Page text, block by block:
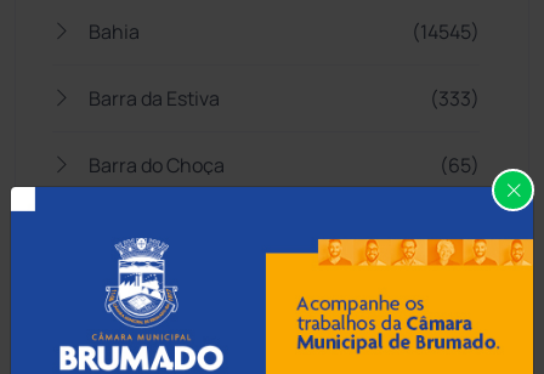
Bahia (14545)
Barra da Estiva (333)
Barra do Choça (65)
Belo Campo
Bom Jesus da Lapa
Boquira